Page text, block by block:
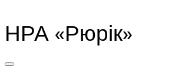
НРА «Рюрік»